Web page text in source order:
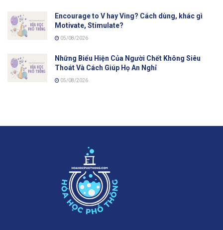
Encourage to V hay Ving? Cách dùng, khác gì
Motivate, Stimulate?
05/08/2026
Những Biểu Hiện Của Người Chết Không Siêu
Thoát Và Cách Giúp Họ An Nghỉ
05/08/2026